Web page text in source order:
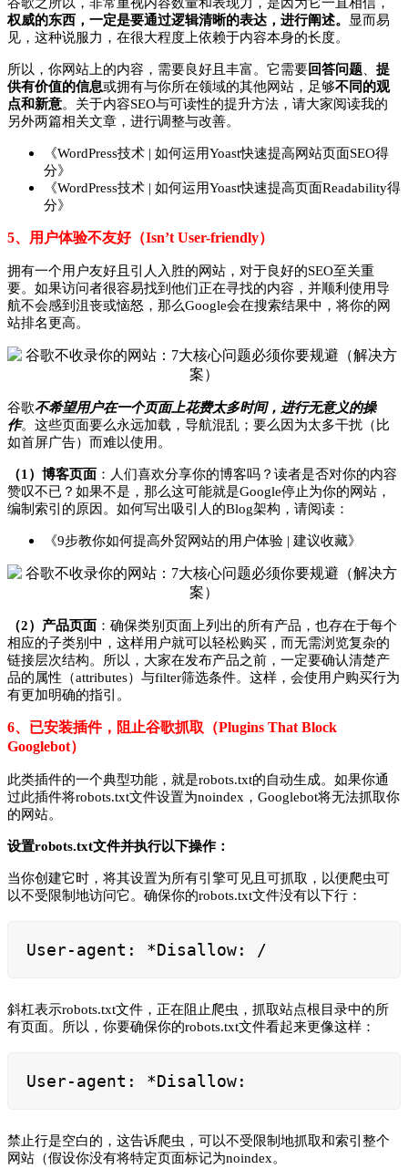
权威的东西，一定是要通过逻辑清晰的表达，进行阐述。
显而易
见，这种说服力，在很大程度上依赖于内容本身的长度。
所以，你网站上的内容，需要良好且丰富。它需要回答问题
提
供有价值的信息或拥有与你所在领域的其他网站，足够不同的观
点和新意。关于内容SEO与可读性的提升方法，请大家阅读我的
另外两篇相关文章，进行调整与改善。
《WordPress技术 | 如何运用Yoast快速提高网站页面SEO得
分》
《WordPress技术 | 如何运用Yoast快速提高页面Readability得
分》
5、用户体验不友好（Isn’t User-friendly）
拥有一个用户友好且引人入胜的网站，对于良好的SEO至关重
要。如果访问者很容易找到他们正在寻找的内容，并顺利使用导
航不会感到沮丧或恼怒，那么Google会在搜索结果中，将你的网
站排名更高。
谷歌不希望用户在一个页面上花费太多时间，进行无意义的操
作。这些页面要么永远加载，导航混乱；要么因为太多干扰（比
如首屏广告）而难以使用。
（1）博客页面 ：人们喜欢分享你的博客吗？读者是否对你的内容
赞叹不已？如果不是，那么这可能就是Google停止为你的网站，
编制索引的原因。如何写出吸引人的Blog架构，请阅读：
《9步教你如何提高外贸网站的用户体验 | 建议收藏》
（2）产品页面 ：确保类别页面上列出的所有产品，也存在于每个
相应的子类别中，这样用户就可以轻松购买，而无需浏览复杂的
链接层次结构。所以，大家在发布产品之前，一定要确认清楚产
品的属性（attributes）与filter筛选条件。这样，会使用户购买行为
有更加明确的指引。
6、已安装插件，阻止谷歌抓取（Plugins That Block
Googlebot）
此类插件的一个典型功能，就是robots.txt的自动生成。如果你通
过此插件将robots.txt文件设置为noindex，Googlebot将无法抓取你
的网站。
设置robots.txt文件并执行以下操作：
当你创建它时，将其设置为所有引擎可见且可抓取，以便爬虫可
以不受限制地访问它。确保你的robots.txt文件没有以下行：
User-agent: *Disallow: /
斜杠表示robots.txt文件，正在阻止爬虫，抓取站点根目录中的所
有页面。所以，你要确保你的robots.txt文件看起来更像这样：
User-agent: *Disallow:
禁止行是空白的，这告诉爬虫，可以不受限制地抓取和索引整个
网站（假设你没有将特定页面标记为noindex。